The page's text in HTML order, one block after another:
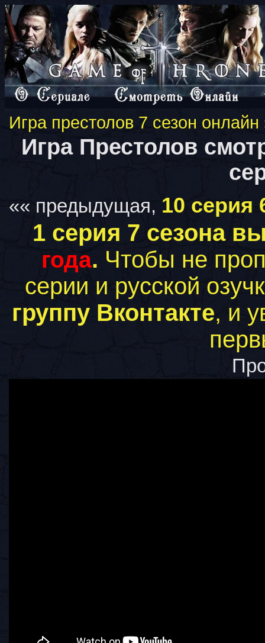
Игра престолов 7 сезон онлайн
Игра Престолов
«« предыдущая, 10 серия
1 серия 7 сезона
года. Чтобы не
серии и русской
группу Вконтакте, и